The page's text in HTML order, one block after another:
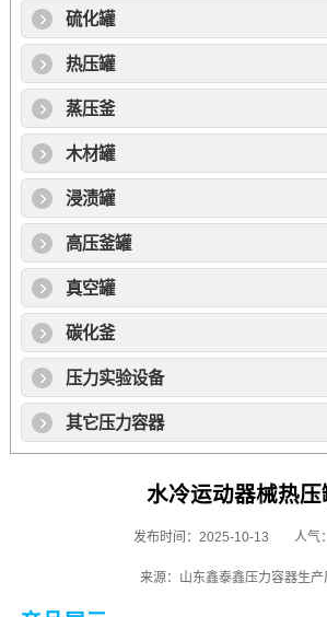
硫化罐
热压罐
蒸压釜
木材罐
浸渍罐
高压釜罐
真空罐
碳化釜
压力实验设备
其它压力容器
水冷运动器械热压
发布时间：2025-10-13 人气
来源：山东鑫泰鑫压力容器生产